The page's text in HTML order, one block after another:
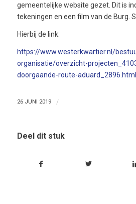
gemeentelijke website gezet. Dit is
tekeningen en een film van de Burg.
Hierbij de link:
https://www.westerkwartier.nl/
organisatie/overzicht-
doorgaande-route-aduard_2896.html
26 JUNI 2019 /
Deel dit stuk